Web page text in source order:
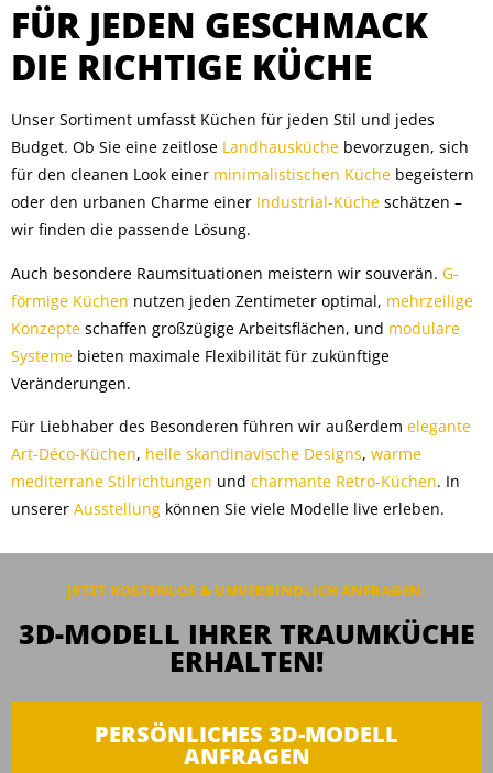
FÜR JEDEN GESCHMACK
DIE RICHTIGE KÜCHE
Unser Sortiment umfasst Küchen für jeden Stil und jedes
Budget. Ob Sie eine zeitlose Landhausküche bevorzugen, sich
für den cleanen Look einer minimalistischen Küche begeistern
oder den urbanen Charme einer Industrial-Küche schätzen –
wir finden die passende Lösung.
Auch besondere Raumsituationen meistern wir souverän. G-
förmige Küchen nutzen jeden Zentimeter optimal, mehrzeilige
Konzepte schaffen großzügige Arbeitsflächen, und modulare
Systeme bieten maximale Flexibilität für zukünftige
Veränderungen.
Für Liebhaber des Besonderen führen wir außerdem elegante
Art-Déco-Küchen, helle skandinavische Designs, warme
mediterrane Stilrichtungen und charmante Retro-Küchen. In
unserer Ausstellung können Sie viele Modelle live erleben.
JETZT KOSTENLOS & UNVERBINDLICH ANFRAGEN:
3D-MODELL IHRER TRAUMKÜCHE
ERHALTEN!
PERSÖNLICHES 3D-MODELL
ANFRAGEN